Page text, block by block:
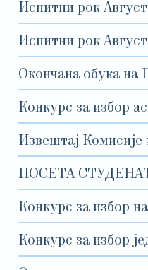
Испитни рок
Испитни рок
Окончана обука на
Конкурс за избор
Извештај Комисије
ПОСЕТА
Конкурс за избор
Конкурс за избор